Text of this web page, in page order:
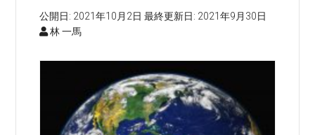
公開日: 2021年10月2日 最終更新日: 2021年9月30日
林 一馬